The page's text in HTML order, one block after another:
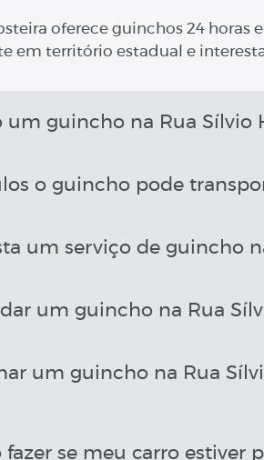
oferece guinchos 24 horas
em território estadual e
um guincho na Rua Sílvio
o guincho pode
um serviço de guincho
um guincho na Rua
um guincho na Rua
fazer se meu carro estiver